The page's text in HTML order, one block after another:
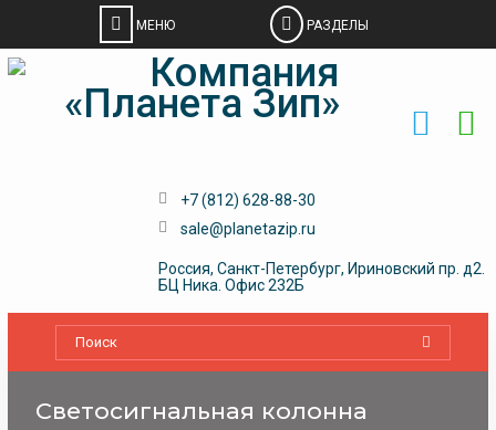
Skip
+7 (812) 628-88-30
sale@planetazip.ru
Россия, Санкт-Петербург, Ириновский пр. д2.
БЦ Ника. Офис 232Б
Светосигнальная колонна